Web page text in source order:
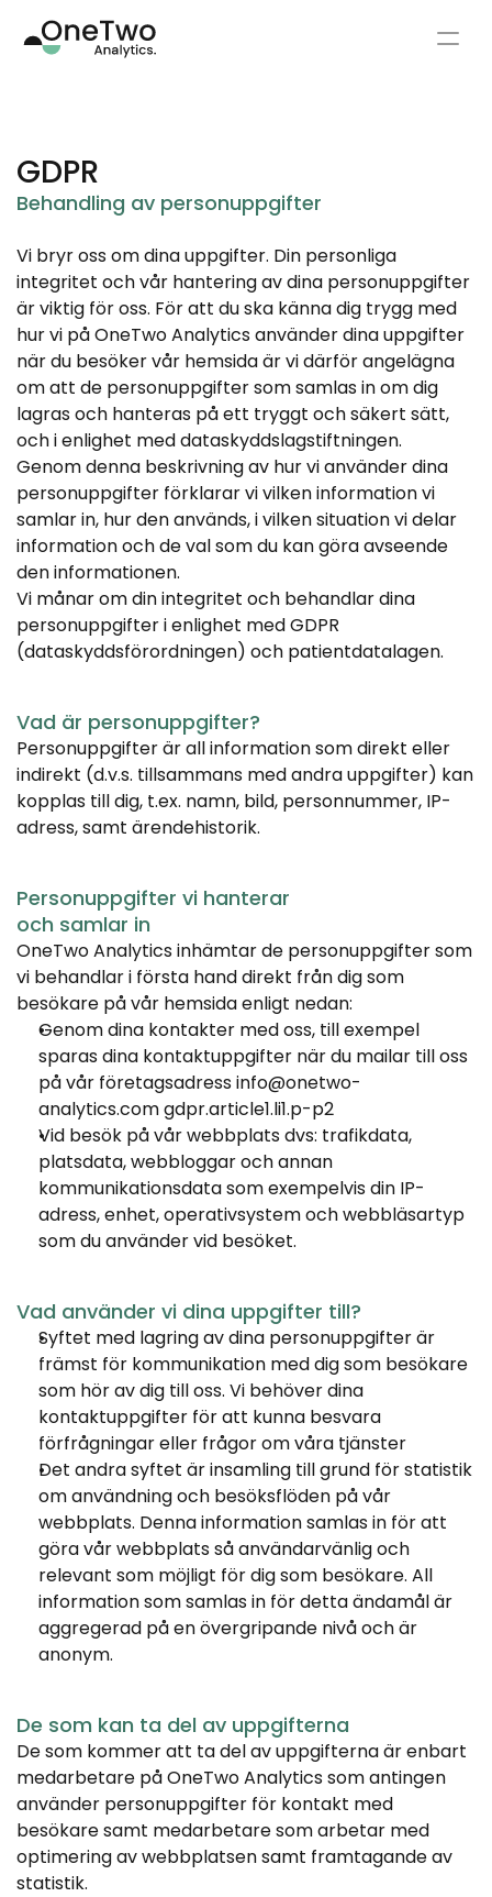
GDPR
Behandling av personuppgifter
Vi bryr oss om dina uppgifter. Din personliga
integritet och vår hantering av dina personuppgifter
är viktig för oss. För att du ska känna dig trygg med
hur vi på OneTwo Analytics använder dina uppgifter
när du besöker vår hemsida är vi därför angelägna
om att de personuppgifter som samlas in om dig
lagras och hanteras på ett tryggt och säkert sätt,
och i enlighet med dataskyddslagstiftningen.
Genom denna beskrivning av hur vi använder dina
personuppgifter förklarar vi vilken information vi
samlar in, hur den används, i vilken situation vi delar
information och de val som du kan göra avseende
den informationen.
Vi månar om din integritet och behandlar dina
personuppgifter i enlighet med GDPR
(dataskyddsförordningen) och patientdatalagen.
Vad är personuppgifter?
Personuppgifter är all information som direkt eller
indirekt (d.v.s. tillsammans med andra uppgifter) kan
kopplas till dig, t.ex. namn, bild, personnummer, IP-
adress, samt ärendehistorik.
Personuppgifter vi hanterar
och samlar in
OneTwo Analytics inhämtar de personuppgifter som
vi behandlar i första hand direkt från dig som
besökare på vår hemsida enligt nedan:
Genom dina kontakter med oss, till exempel
sparas dina kontaktuppgifter när du mailar till oss
på vår företagsadress info@onetwo-
analytics.com gdpr.article1.li1.p-p2
Vid besök på vår webbplats dvs: trafikdata,
platsdata, webbloggar och annan
kommunikationsdata som exempelvis din IP-
adress, enhet, operativsystem och webbläsartyp
som du använder vid besöket.
Vad använder vi dina uppgifter till?
Syftet med lagring av dina personuppgifter är
främst för kommunikation med dig som besökare
som hör av dig till oss. Vi behöver dina
kontaktuppgifter för att kunna besvara
förfrågningar eller frågor om våra tjänster
Det andra syftet är insamling till grund för statistik
om användning och besöksflöden på vår
webbplats. Denna information samlas in för att
göra vår webbplats så användarvänlig och
relevant som möjligt för dig som besökare. All
information som samlas in för detta ändamål är
aggregerad på en övergripande nivå och är
anonym.
De som kan ta del av uppgifterna
De som kommer att ta del av uppgifterna är enbart
medarbetare på OneTwo Analytics som antingen
använder personuppgifter för kontakt med
besökare samt medarbetare som arbetar med
optimering av webbplatsen samt framtagande av
statistik.
Plattform
Personer med diabetes
Partners
Resurser
KontaktSelect Language
Svenska